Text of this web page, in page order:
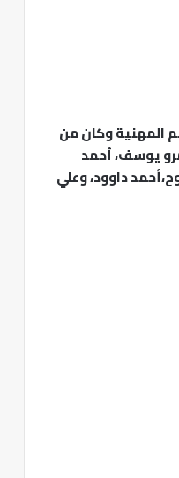
المهنية وكان من
يوسف، أحمد
داوود، وعلي